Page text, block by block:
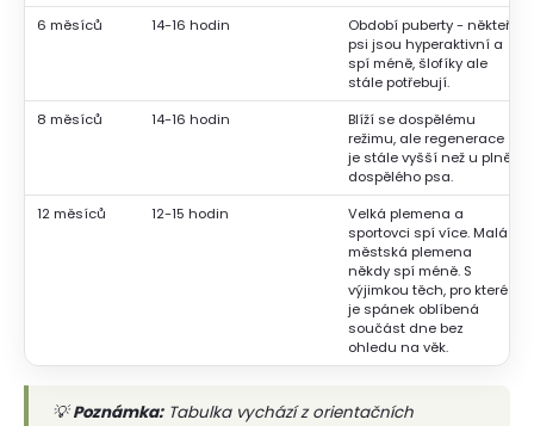
6 měsíců
14-16 hodin
Období puberty - někteří
psi jsou hyperaktivní a
spí méně, šlofíky ale
stále potřebují.
8 měsíců
14-16 hodin
Blíží se dospělému
režimu, ale regenerace
je stále vyšší než u plně
dospělého psa.
12 měsíců
12-15 hodin
Velká plemena a
sportovci spí více. Malá
městská plemena
někdy spí méně. S
výjimkou těch, pro které
je spánek oblíbená
součást dne bez
ohledu na věk.
💡Poznámka:Tabulka vychází z orientačních